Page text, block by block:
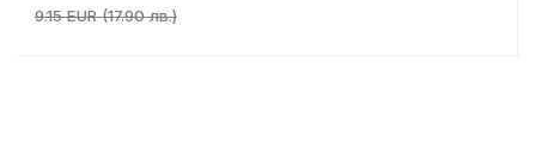
9.15 EUR (17.90 лв.)